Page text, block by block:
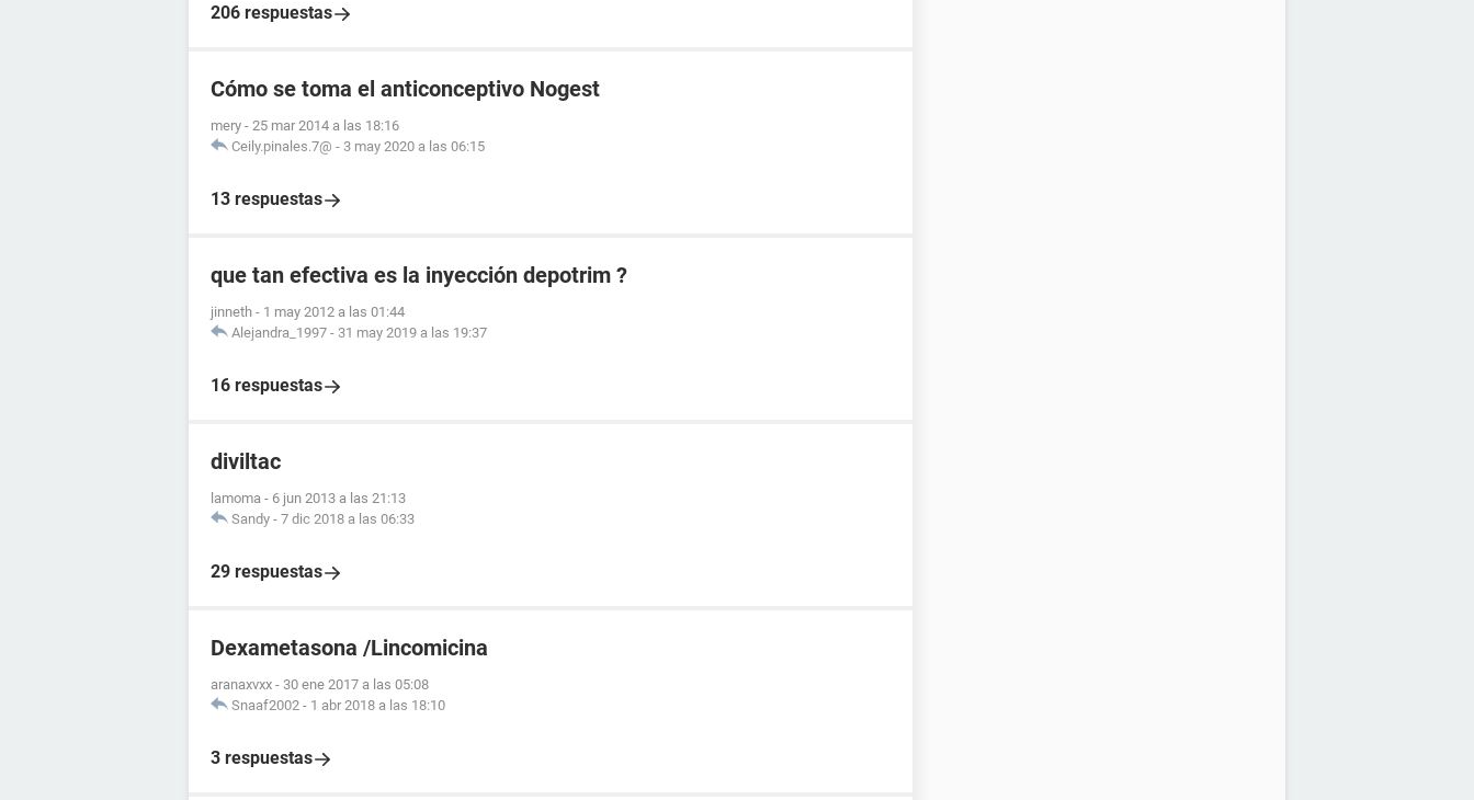
206 respuestas
Cómo se toma el anticonceptivo Nogest
mery - 25 mar 2014 a las 18:16
Ceily.pinales.7@ - 3 may 2020 a las 06:15
13 respuestas
que tan efectiva es la inyección depotrim ?
jinneth - 1 may 2012 a las 01:44
Alejandra_1997 - 31 may 2019 a las 19:37
16 respuestas
diviltac
lamoma - 6 jun 2013 a las 21:13
Sandy - 7 dic 2018 a las 06:33
29 respuestas
Dexametasona /Lincomicina
aranaxvxx - 30 ene 2017 a las 05:08
Snaaf2002 - 1 abr 2018 a las 18:10
3 respuestas